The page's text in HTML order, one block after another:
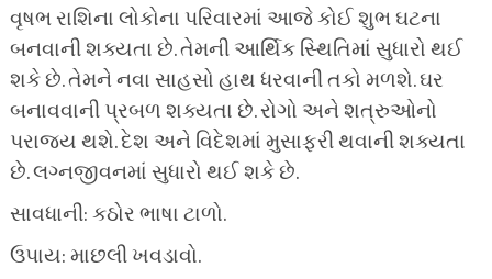
વૃષભ રાશિના લોકોના પરિવારમાં આજે કોઈ શુભ ઘટના
બનવાની શક્યતા છે. તેમની આર્થિક સ્થિતિમાં સુધારો થઈ
શકે છે. તેમને નવા સાહસો હાથ ધરવાની તકો મળશે. ઘર
બનાવવાની પ્રબળ શક્યતા છે. રોગો અને શત્રુઓનો
પરાજય થશે. દેશ અને વિદેશમાં મુસાફરી થવાની શક્યતા
છે. લગ્નજીવનમાં સુધારો થઈ શકે છે.
સાવધાની: કઠોર ભાષા ટાળો.
ઉપાય: માછલી ખવડાવો.